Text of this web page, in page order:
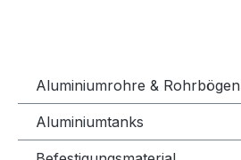
Aluminiumrohre & Rohrbögen
Aluminiumtanks